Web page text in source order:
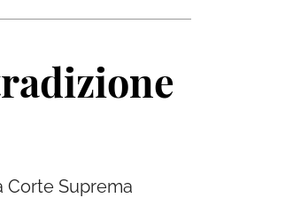
Corte Suprema